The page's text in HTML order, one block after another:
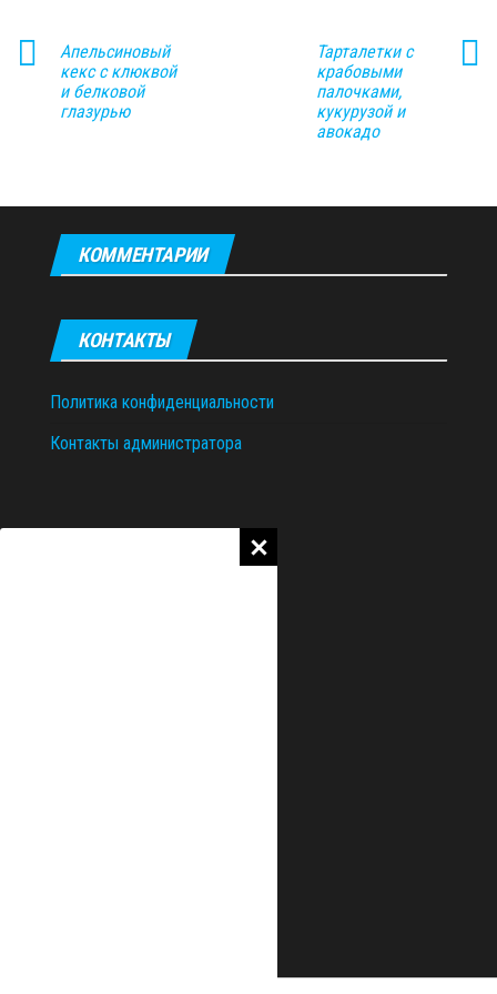
Апельсиновый
кекс с клюквой
и белковой
глазурью
Тарталетки с
крабовыми
палочками,
кукурузой и
авокадо
КОММЕНТАРИИ
КОНТАКТЫ
Политика конфиденциальности
Контакты администратора